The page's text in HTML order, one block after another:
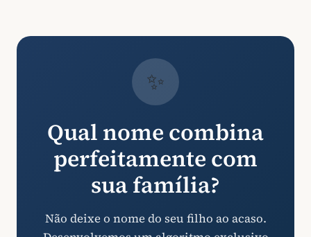
✨
Qual nome combina
perfeitamente com
sua família?
Não deixe o nome do seu filho ao acaso.